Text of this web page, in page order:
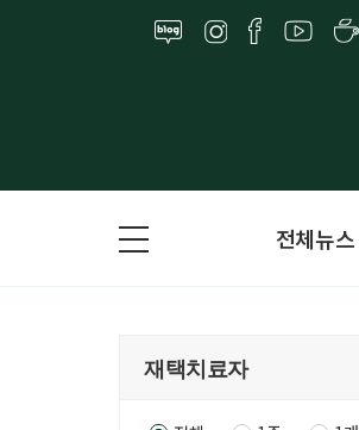
전체뉴스